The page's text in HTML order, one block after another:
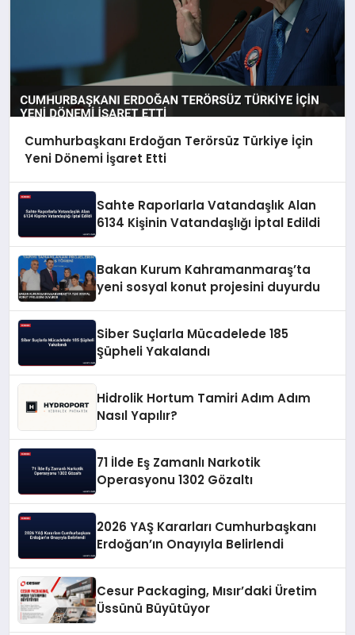
Cumhurbaşkanı Erdoğan Terörsüz Türkiye İçin
Yeni Dönemi İşaret Etti
Sahte Raporlarla Vatandaşlık Alan
6134 Kişinin Vatandaşlığı İptal Edildi
Bakan Kurum Kahramanmaraş’ta
yeni sosyal konut projesini duyurdu
Siber Suçlarla Mücadelede 185
Şüpheli Yakalandı
Hidrolik Hortum Tamiri Adım Adım
Nasıl Yapılır?
71 İlde Eş Zamanlı Narkotik
Operasyonu 1302 Gözaltı
2026 YAŞ Kararları Cumhurbaşkanı
Erdoğan’ın Onayıyla Belirlendi
Cesur Packaging, Mısır’daki Üretim
Üssünü Büyütüyor